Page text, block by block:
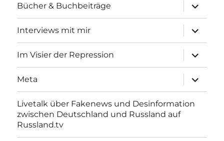
Bücher & Buchbeiträge
anzeigen
Interviews mit mir
anzeigen
Im Visier der Repression
anzeigen
Meta
anzeigen
Livetalk über Fakenews und Desinformation
zwischen Deutschland und Russland auf
Russland.tv